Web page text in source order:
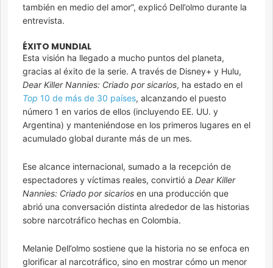
también en medio del amor”, explicó Dell’olmo durante la
entrevista.
ÉXITO MUNDIAL
Esta visión ha llegado a mucho puntos del planeta,
gracias al éxito de la serie. A través de Disney+ y Hulu,
Dear Killer Nannies: Criado por sicarios, ha estado en el
Top 10 de más de 30 países, alcanzando el puesto
número 1 en varios de ellos (incluyendo EE. UU. y
Argentina) y manteniéndose en los primeros lugares en el
acumulado global durante más de un mes.
Ese alcance internacional, sumado a la recepción de
espectadores y víctimas reales, convirtió a Dear Killer
Nannies: Criado por sicarios en una producción que
abrió una conversación distinta alrededor de las historias
sobre narcotráfico hechas en Colombia.
Melanie Dell’olmo sostiene que la historia no se enfoca en
glorificar al narcotráfico, sino en mostrar cómo un menor